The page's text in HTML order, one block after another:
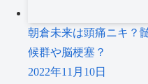
朝倉未来は頭痛ニキ？
候群や脳梗塞？
2022年11月10日